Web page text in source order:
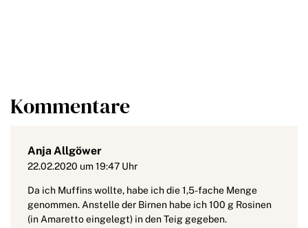
Kommentare
Anja Allgöwer
22.02.2020 um 19:47 Uhr
Da ich Muffins wollte, habe ich die 1,5-fache Menge
genommen. Anstelle der Birnen habe ich 100 g Rosinen
(in Amaretto eingelegt) in den Teig gegeben.